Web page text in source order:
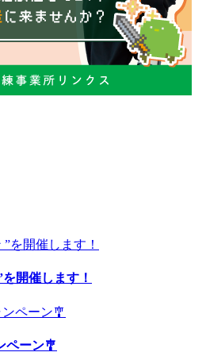
開催します！
ペーン🎐